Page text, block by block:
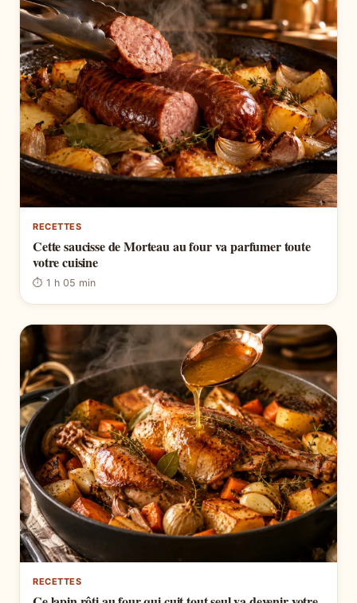
RECETTES
Cette saucisse de Morteau au four va parfumer toute
votre cuisine
⏱ 1 h 05 min
RECETTES